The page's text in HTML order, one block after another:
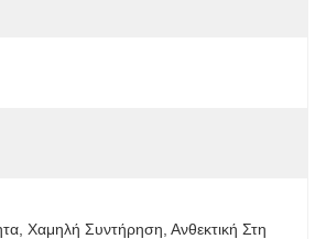
Χαμηλή Συντήρηση, Ανθεκτική Στη